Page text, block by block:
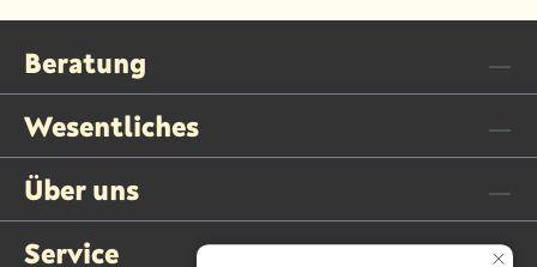
Beratung
Wesentliches
Über uns
Service